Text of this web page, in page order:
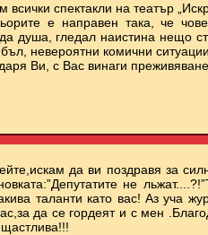
всички спектакли на театър
е направен така, че
душа, гледал наистина нещо
невероятни комични ситуации.
Ви, с Вас винаги
да ви поздравя за
не
таланти като вас! Аз уча
да се гордеят и с мен